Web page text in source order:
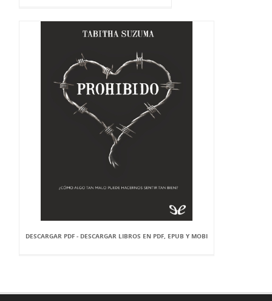
DESCARGAR PDF - DESCARGAR LIBROS EN PDF, EPUB Y MOBI